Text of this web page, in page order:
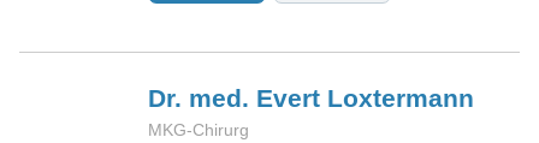
Dr. med. Evert Loxtermann
MKG-Chirurg